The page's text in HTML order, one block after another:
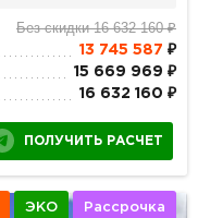
Без скидки 16 632 160 ₽
13 745 587 ₽
15 669 969 ₽
16 632 160 ₽
ПОЛУЧИТЬ РАСЧЕТ
ЭКО Рассрочка